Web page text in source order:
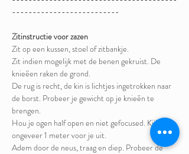
--------------------------
Zitinstructie voor zazen
Zit op een kussen, stoel of zitbankje.
Zit indien mogelijk met de benen gekruist. De
knieëen raken de grond.
De rug is recht, de kin is lichtjes ingetrokken naar
de borst. Probeer je gewicht op je knieën te
brengen.
Hou je ogen half open en niet gefocused. Kijk
ongeveer 1 meter voor je uit.
Adem door de neus, traag en diep. Probeer de